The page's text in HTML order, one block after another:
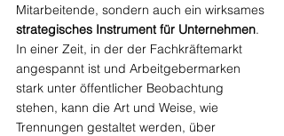
Mitarbeitende, sondern auch ein wirksames
strategisches Instrument für Unternehmen.
In einer Zeit, in der der Fachkräftemarkt
angespannt ist und Arbeitgebermarken
stark unter öffentlicher Beobachtung
stehen, kann die Art und Weise, wie
Trennungen gestaltet werden, über